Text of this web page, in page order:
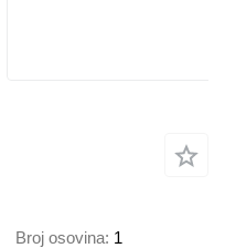
Broj osovina 1